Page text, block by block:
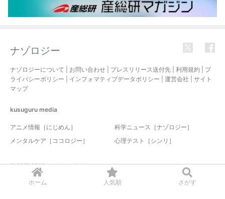
ホーム 人気順 さがす
ナゾロジー
ナゾロジーについて お問い合わせ プレスリリース送付先 利用規約
プ
ライバシーポリシー
インフォマティブデータポリシー 運営会社
サイト
マップ
kusuguru media
アニメ情報［にじめん］
科学ニュース［ナゾロジー］
メンタルケア［ココロジー］
心理テスト［シンリ］
© 2017-2026 nazology. all rights reserved.